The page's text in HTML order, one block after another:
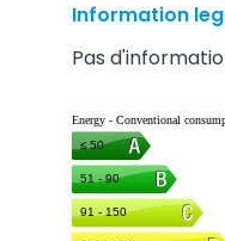
Information
Pas